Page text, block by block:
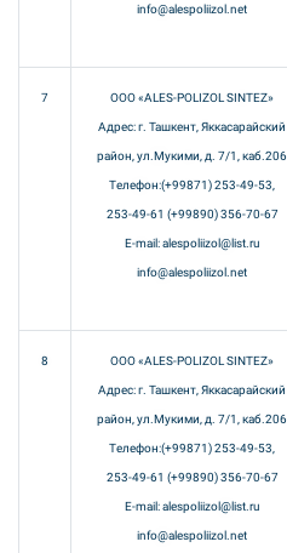
info@alespoliizol.net
7 ООО «ALES-POLIZOL SINTEZ»
Адрес: г. Ташкент, Яккасарайский
район, ул.Мукими, д. 7/1, каб.206
Телефон:(+99871) 253-49-53,
253-49-61 (+99890) 356-70-67
E-mail: alespoliizol@list.ru
info@alespoliizol.net
8 ООО «ALES-POLIZOL SINTEZ»
Адрес: г. Ташкент, Яккасарайский
район, ул.Мукими, д. 7/1, каб.206
Телефон:(+99871) 253-49-53,
253-49-61 (+99890) 356-70-67
E-mail: alespoliizol@list.ru
info@alespoliizol.net